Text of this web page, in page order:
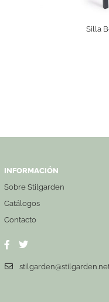
Silla
INFORMACIÓN
Sobre Stilgarden
Catálogos
Contacto